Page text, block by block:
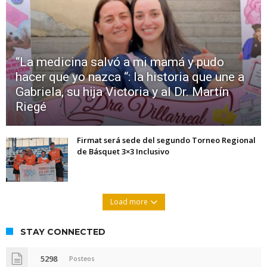
“La medicina salvó a mi mamá y pudo
hacer que yo nazca “: la historia que une a
Gabriela, su hija Victoria y al Dr. Martín
Riegé
Firmat será sede del segundo Torneo Regional
de Básquet 3×3 Inclusivo
Load more
STAY CONNECTED
5298 Posteos